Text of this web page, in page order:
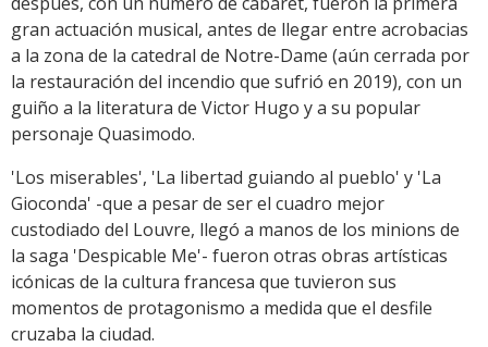
gran actuación musical, antes de llegar entre acrobacias
a la zona de la catedral de Notre-Dame (aún cerrada por
la restauración del incendio que sufrió en 2019), con un
guiño a la literatura de Victor Hugo y a su popular
personaje Quasimodo.
'Los miserables', 'La libertad guiando al pueblo' y 'La
Gioconda' -que a pesar de ser el cuadro mejor
custodiado del Louvre, llegó a manos de los minions de
la saga 'Despicable Me'- fueron otras obras artísticas
icónicas de la cultura francesa que tuvieron sus
momentos de protagonismo a medida que el desfile
cruzaba la ciudad.